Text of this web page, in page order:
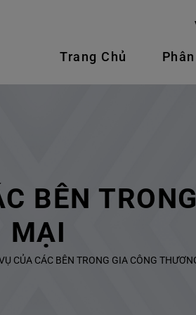
Trang Chủ
BÊN
MẠI
CỦA CÁC BÊN TRONG GIA CÔNG